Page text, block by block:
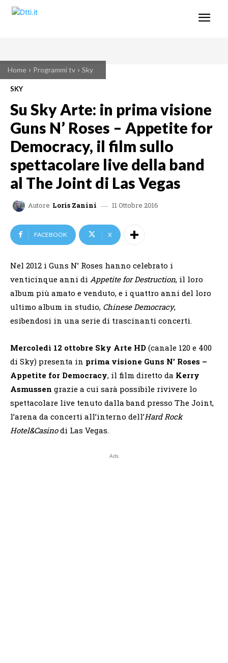
Home Programmi tv Sky
SKY
Su Sky Arte: in prima visione
Guns N’ Roses – Appetite for
Democracy, il film sullo
spettacolare live della band
al The Joint di Las Vegas
Autore Loris Zanini 11 Ottobre 2016
FACEBOOK X
Nel 2012 i Guns N’ Roses hanno celebrato i
venticinque anni di Appetite for Destruction, il loro
album più amato e venduto, e i quattro anni del loro
ultimo album in studio, Chinese Democracy,
esibendosi in una serie di trascinanti concerti.
Mercoledì 12 ottobre Sky Arte HD (canale 120 e 400
di Sky) presenta in prima visione Guns N’ Roses –
Appetite for Democracy, il film diretto da Kerry
Asmussen grazie a cui sarà possibile rivivere lo
spettacolare live tenuto dalla band presso The Joint,
l’arena da concerti all’interno dell’Hard Rock
Hotel&Casinodi Las Vegas.
Ads